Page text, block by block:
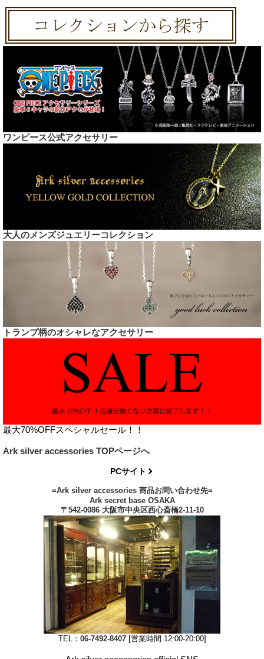
ワンピース公式アクセサリー
大人のメンズジュエリーコレクション
トランプ柄のオシャレなアクセサリー
最大70%OFFスペシャルセール！！
Ark silver accessories TOPページへ
PCサイト
=Ark silver accessories 商品お問い合わせ先=
Ark secret base OSAKA
〒542-0086 大阪市中央区西心斎橋2-11-10
TEL： 06-7492-8407[営業時間 12:00-20:00]